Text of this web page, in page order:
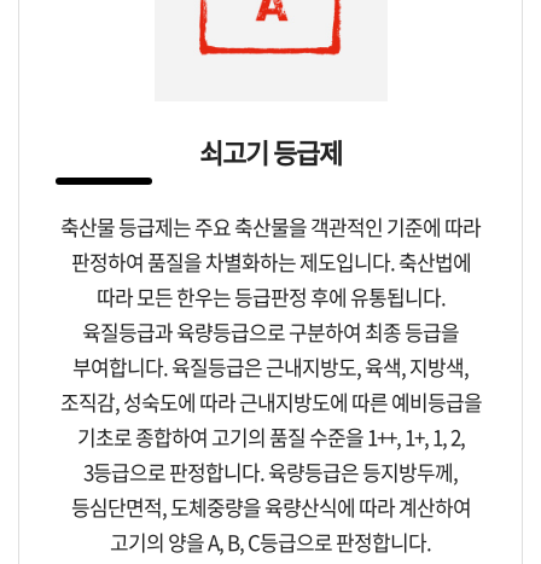
쇠고기 등급제
축산물 등급제는 주요 축산물을 객관적인 기준에 따라
판정하여 품질을 차별화하는 제도입니다. 축산법에
따라 모든 한우는 등급판정 후에 유통됩니다.
육질등급과 육량등급으로 구분하여 최종 등급을
부여합니다. 육질등급은 근내지방도, 육색, 지방색,
조직감, 성숙도에 따라 근내지방도에 따른 예비등급을
기초로 종합하여 고기의 품질 수준을 1++, 1+, 1, 2,
3등급으로 판정합니다. 육량등급은 등지방두께,
등심단면적, 도체중량을 육량산식에 따라 계산하여
고기의 양을 A, B, C등급으로 판정합니다.